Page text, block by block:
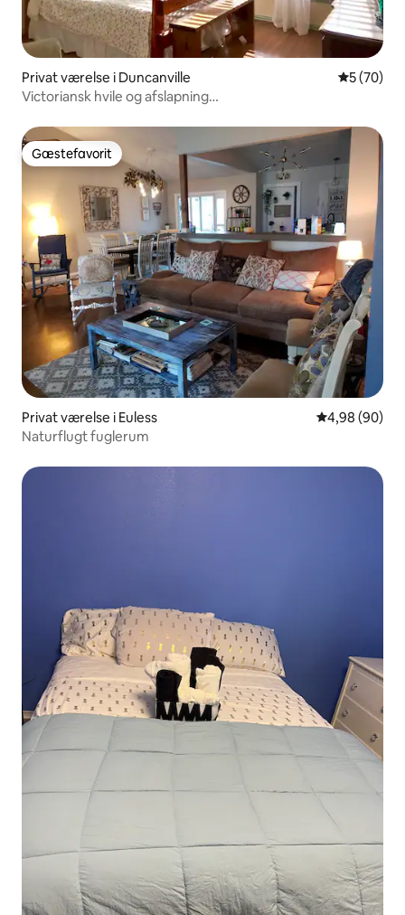
Privat værelse i Duncanville 5 ud af 5 i
5 (70)
Victoriansk hvile og afslapning
Gæstefavorit
Gæstefavorit
Privat værelse i Euless 4,98 ud af 5 i
4,98 (90)
Naturflugt fuglerum